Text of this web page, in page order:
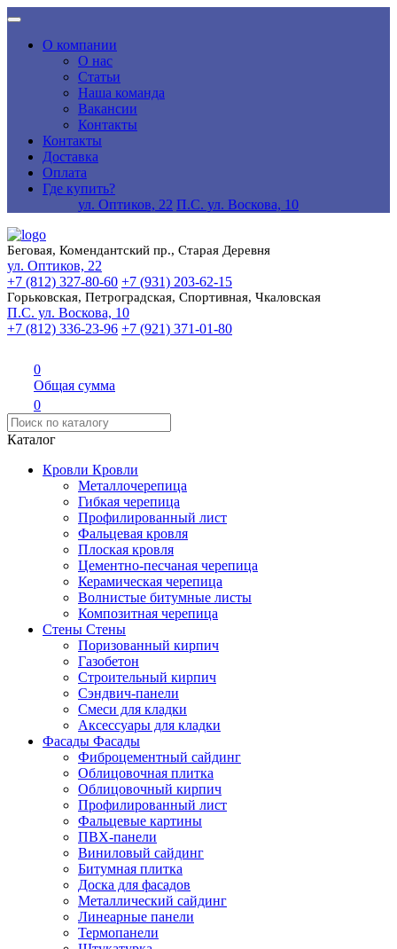
О компании
О нас
Статьи
Наша команда
Вакансии
Контакты
Контакты
Доставка
Оплата
Где купить?
ул. Оптиков, 22 П.С. ул. Воскова, 10
Беговая, Комендантский пр., Старая Деревня
ул. Оптиков, 22
+7 (812) 327-80-60 +7 (931) 203-62-15
Горьковская, Петроградская, Спортивная, Чкаловская
П.С. ул. Воскова, 10
+7 (812) 336-23-96 +7 (921) 371-01-80
0
Общая сумма
0
Каталог
Кровли Кровли
Металлочерепица
Гибкая черепица
Профилированный лист
Фальцевая кровля
Плоская кровля
Цементно-песчаная черепица
Керамическая черепица
Волнистые битумные листы
Композитная черепица
Стены Стены
Поризованный кирпич
Газобетон
Строительный кирпич
Сэндвич-панели
Смеси для кладки
Аксессуары для кладки
Фасады Фасады
Фиброцементный сайдинг
Облицовочная плитка
Облицовочный кирпич
Профилированный лист
Фальцевые картины
ПВХ-панели
Виниловый сайдинг
Битумная плитка
Доска для фасадов
Металлический сайдинг
Линеарные панели
Термопанели